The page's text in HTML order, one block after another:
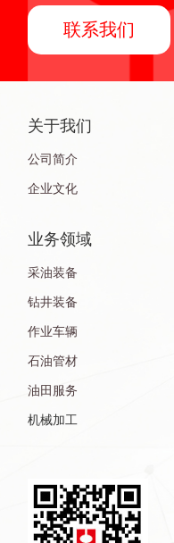
联系我们
关于我们
公司简介
企业文化
业务领域
采油装备
钻井装备
作业车辆
石油管材
油田服务
机械加工